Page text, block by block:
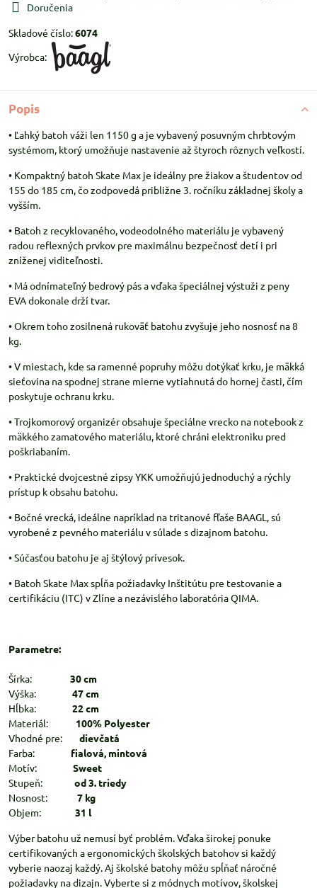
Doručenia
Skladové číslo:6074
Výrobca:
Popis
• Ľahký batoh váži len 1150 g a je vybavený posuvným chrbtovým
systémom, ktorý umožňuje nastavenie až štyroch rôznych veľkostí.
• Kompaktný batoh Skate Max je ideálny pre žiakov a študentov od
155 do 185 cm, čo zodpovedá približne 3. ročníku základnej školy a
vyšším.
• Batoh z recyklovaného, vodeodolného materiálu je vybavený
radou reflexných prvkov pre maximálnu bezpečnosť detí i pri
zníženej viditeľnosti.
• Má odnímateľný bedrový pás a vďaka špeciálnej výstuži z peny
EVA dokonale drží tvar.
• Okrem toho zosilnená rukoväť batohu zvyšuje jeho nosnosť na 8
kg.
• V miestach, kde sa ramenné popruhy môžu dotýkať krku, je mäkká
sieťovina na spodnej strane mierne vytiahnutá do hornej časti, čím
poskytuje ochranu krku.
• Trojkomorový organizér obsahuje špeciálne vrecko na notebook z
mäkkého zamatového materiálu, ktoré chráni elektroniku pred
poškriabaním.
• Praktické dvojcestné zipsy YKK umožňujú jednoduchý a rýchly
prístup k obsahu batohu.
• Bočné vrecká, ideálne napríklad na tritanové fľaše BAAGL, sú
vyrobené z pevného materiálu v súlade s dizajnom batohu.
• Súčasťou batohu je aj štýlový prívesok.
• Batoh Skate Max spĺňa požiadavky Inštitútu pre testovanie a
certifikáciu (ITC) v Zlíne a nezávislého laboratória QIMA.
Parametre:
Šírka: 30 cm
Výška:
47 cm
Hĺbka:
22 cm
Materiál:
100% Polyester
Vhodné pre:
dievčatá
Farba:
fialová, mintová
Motív:
Sweet
Stupeň:
od 3. triedy
Nosnost:
7 kg
Objem:
31 l
Výber batohu už nemusí byť problém. Vďaka širokej ponuke
certifikovaných a ergonomických školských batohov si každý
vyberie naozaj každý. Aj školské batohy môžu spĺňať náročné
požiadavky na dizajn. Vyberte si z módnych motívov, školskej